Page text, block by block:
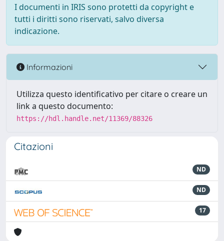
I documenti in IRIS sono protetti da copyright e
tutti i diritti sono riservati, salvo diversa
indicazione.
Informazioni
Utilizza questo identificativo per citare o creare un
link a questo documento:
https://hdl.handle.net/11369/88326
Citazioni
ND
ND
17